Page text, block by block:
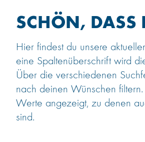
SCHÖN, DASS
Hier findest du unsere
eine Spaltenüberschrift wird
Über die verschiedenen
nach deinen Wünschen
Werte angezeigt, zu denen
sind.